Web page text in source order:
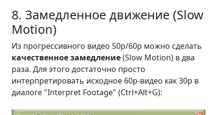
8. Замедленное движение (Slow
Motion)
Из прогрессивного видео 50p/60p можно сделать
качественное замедление(Slow Motion) в два
раза. Для этого достаточно просто
интерпретировать исходное 60p-видео как 30p в
диалоге "Interpret Footage" (Ctrl+Alt+G):